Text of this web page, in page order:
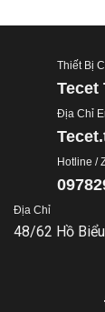
Thiết Bị
Tecet
Địa Chỉ
Hotline /
Địa Chỉ
48/62 Hồ